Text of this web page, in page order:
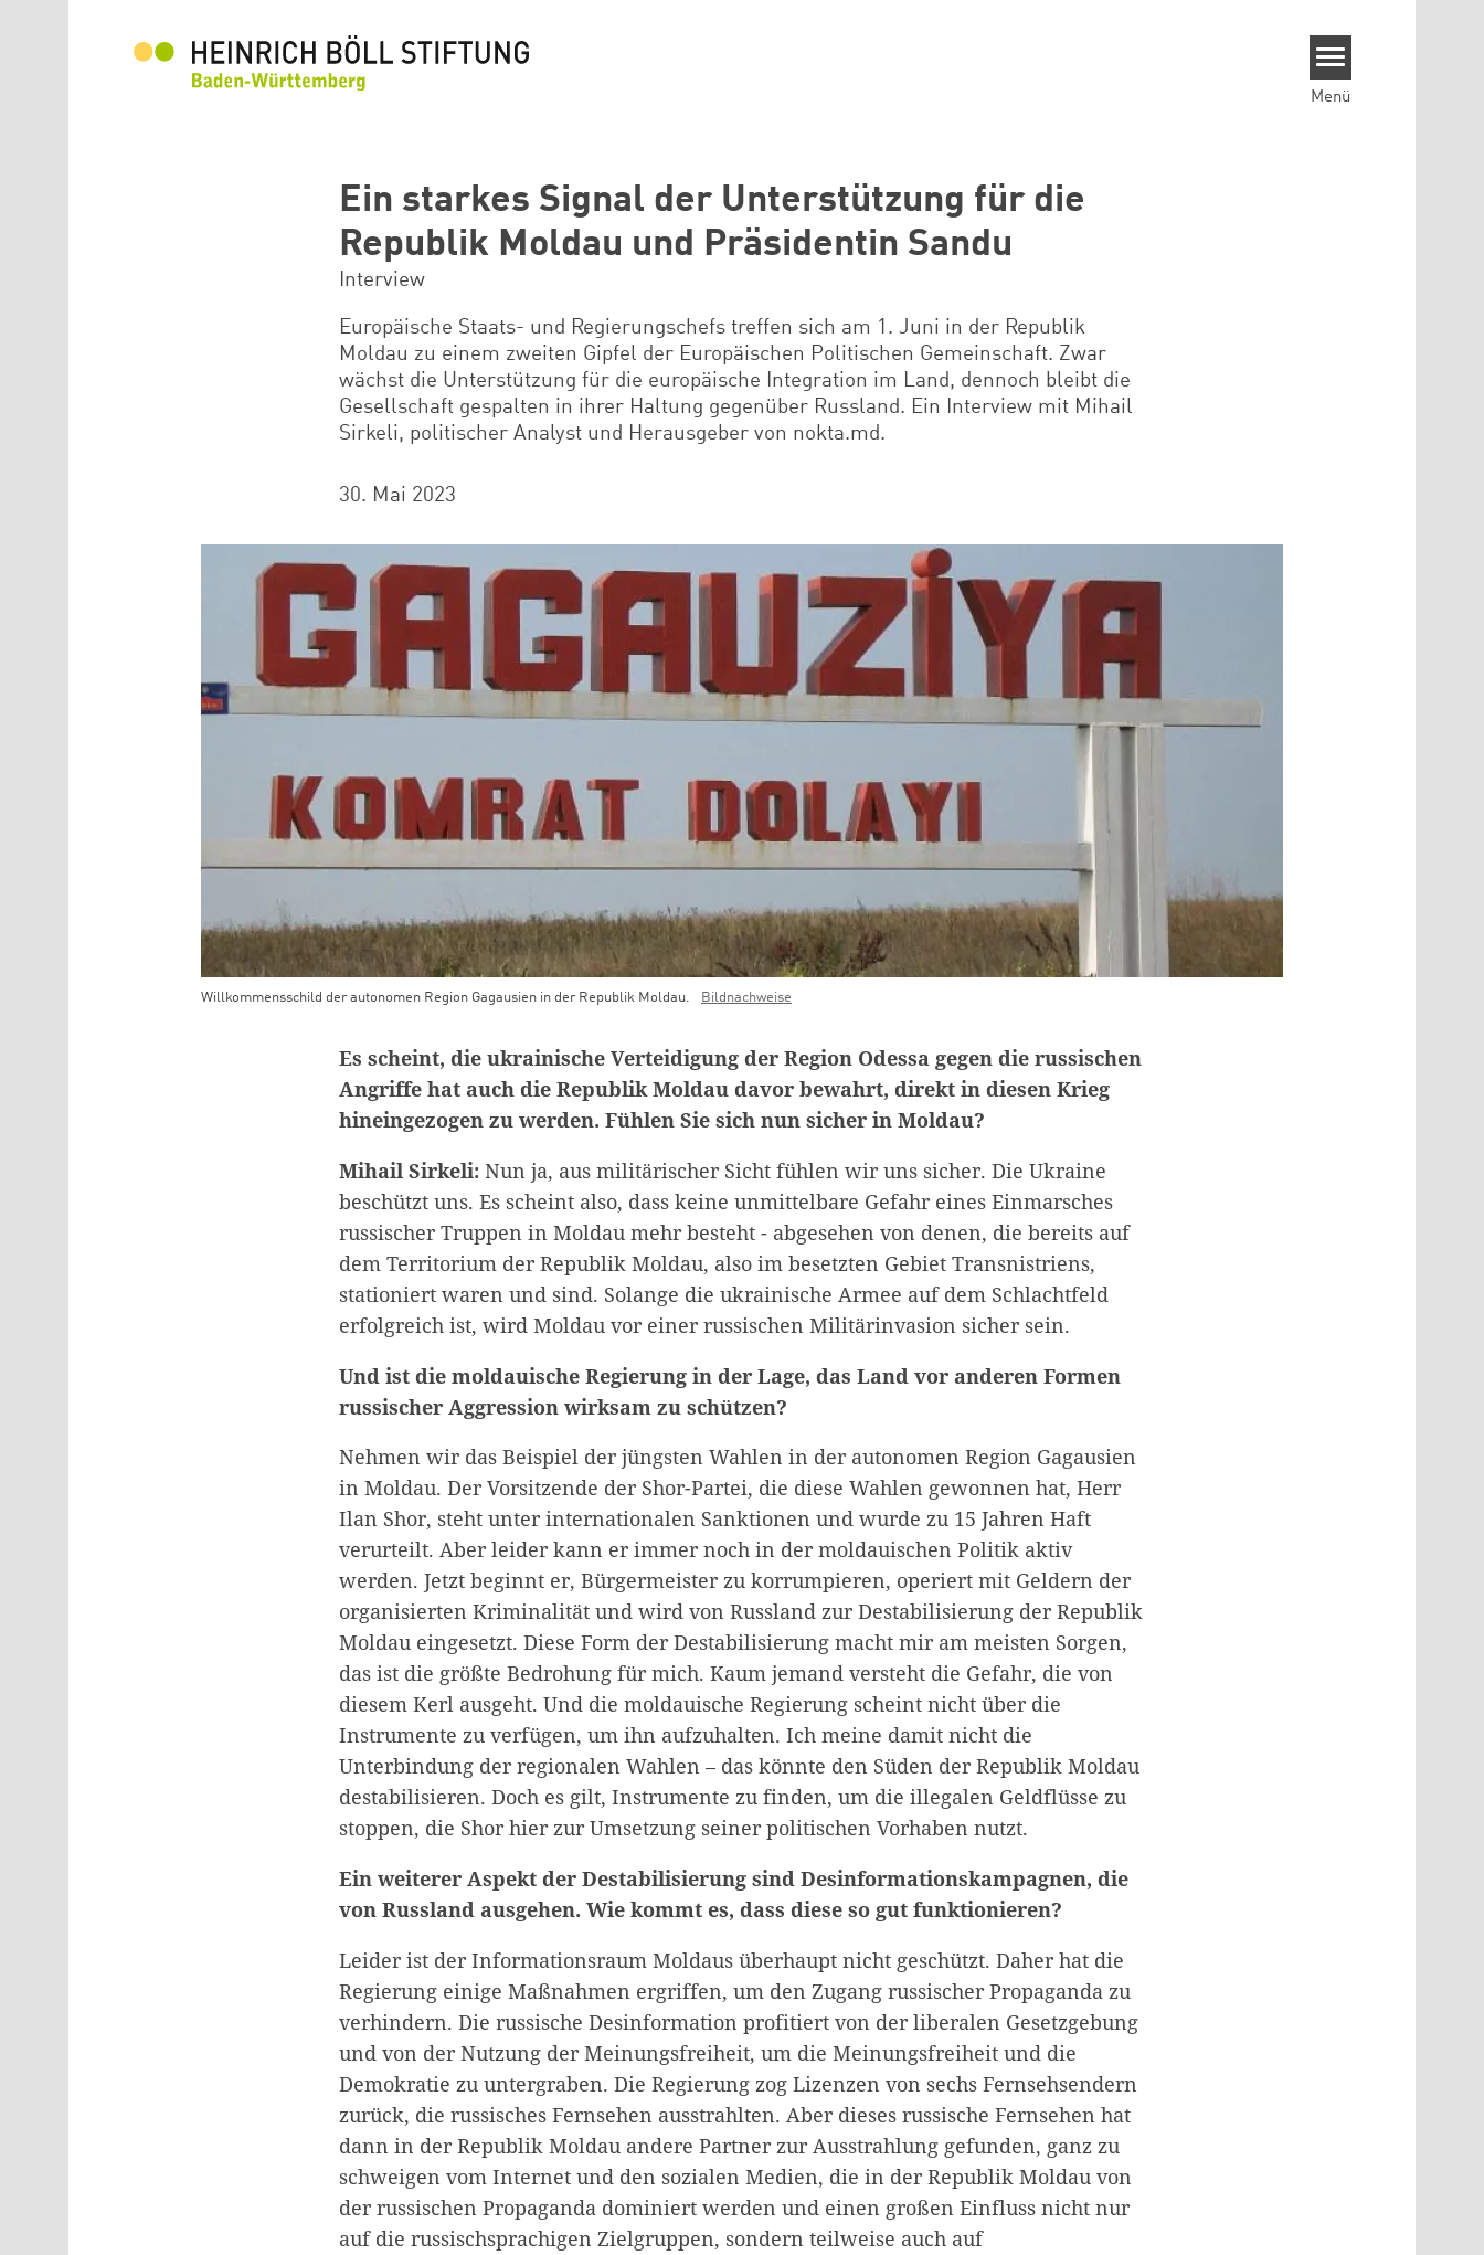
Menü
Ein starkes Signal der Unterstützung für die
Republik Moldau und Präsidentin Sandu
Interview
Europäische Staats- und Regierungschefs treffen sich am 1. Juni in der Republik
Moldau zu einem zweiten Gipfel der Europäischen Politischen Gemeinschaft. Zwar
wächst die Unterstützung für die europäische Integration im Land, dennoch bleibt die
Gesellschaft gespalten in ihrer Haltung gegenüber Russland. Ein Interview mit Mihail
Sirkeli, politischer Analyst und Herausgeber von nokta.md.
30. Mai 2023
Willkommensschild der autonomen Region Gagausien in der Republik Moldau. Bildnachweise
Es scheint, die ukrainische Verteidigung der Region Odessa gegen die russischen
Angriffe hat auch die Republik Moldau davor bewahrt, direkt in diesen Krieg
hineingezogen zu werden. Fühlen Sie sich nun sicher in Moldau?
Mihail Sirkeli: Nun ja, aus militärischer Sicht fühlen wir uns sicher. Die Ukraine
beschützt uns. Es scheint also, dass keine unmittelbare Gefahr eines Einmarsches
russischer Truppen in Moldau mehr besteht - abgesehen von denen, die bereits auf
dem Territorium der Republik Moldau, also im besetzten Gebiet Transnistriens,
stationiert waren und sind. Solange die ukrainische Armee auf dem Schlachtfeld
erfolgreich ist, wird Moldau vor einer russischen Militärinvasion sicher sein.
Und ist die moldauische Regierung in der Lage, das Land vor anderen Formen
russischer Aggression wirksam zu schützen?
Nehmen wir das Beispiel der jüngsten Wahlen in der autonomen Region Gagausien
in Moldau. Der Vorsitzende der Shor-Partei, die diese Wahlen gewonnen hat, Herr
Ilan Shor, steht unter internationalen Sanktionen und wurde zu 15 Jahren Haft
verurteilt. Aber leider kann er immer noch in der moldauischen Politik aktiv
werden. Jetzt beginnt er, Bürgermeister zu korrumpieren, operiert mit Geldern der
organisierten Kriminalität und wird von Russland zur Destabilisierung der Republik
Moldau eingesetzt. Diese Form der Destabilisierung macht mir am meisten Sorgen,
das ist die größte Bedrohung für mich. Kaum jemand versteht die Gefahr, die von
diesem Kerl ausgeht. Und die moldauische Regierung scheint nicht über die
Instrumente zu verfügen, um ihn aufzuhalten. Ich meine damit nicht die
Unterbindung der regionalen Wahlen – das könnte den Süden der Republik Moldau
destabilisieren. Doch es gilt, Instrumente zu finden, um die illegalen Geldflüsse zu
stoppen, die Shor hier zur Umsetzung seiner politischen Vorhaben nutzt.
Ein weiterer Aspekt der Destabilisierung sind Desinformationskampagnen, die
von Russland ausgehen. Wie kommt es, dass diese so gut funktionieren?
Leider ist der Informationsraum Moldaus überhaupt nicht geschützt. Daher hat die
Regierung einige Maßnahmen ergriffen, um den Zugang russischer Propaganda zu
verhindern. Die russische Desinformation profitiert von der liberalen Gesetzgebung
und von der Nutzung der Meinungsfreiheit, um die Meinungsfreiheit und die
Demokratie zu untergraben. Die Regierung zog Lizenzen von sechs Fernsehsendern
zurück, die russisches Fernsehen ausstrahlten. Aber dieses russische Fernsehen hat
dann in der Republik Moldau andere Partner zur Ausstrahlung gefunden, ganz zu
schweigen vom Internet und den sozialen Medien, die in der Republik Moldau von
der russischen Propaganda dominiert werden und einen großen Einfluss nicht nur
auf die russischsprachigen Zielgruppen, sondern teilweise auch auf